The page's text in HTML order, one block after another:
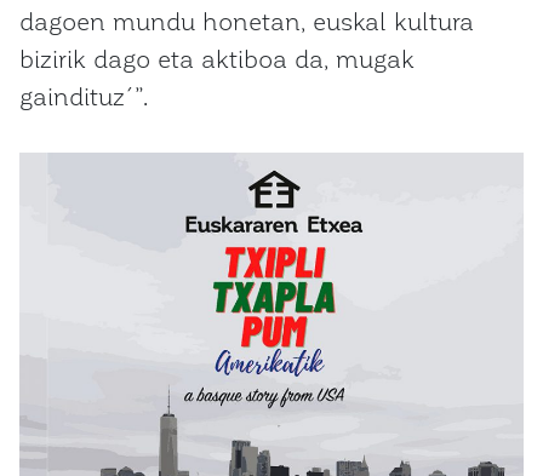
dagoen mundu honetan, euskal kultura
bizirik dago eta aktiboa da, mugak
gaindituz´”.